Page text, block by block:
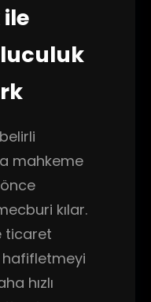
mahkeme
kılar.
ticaret
hafifletmeyi
hızlı